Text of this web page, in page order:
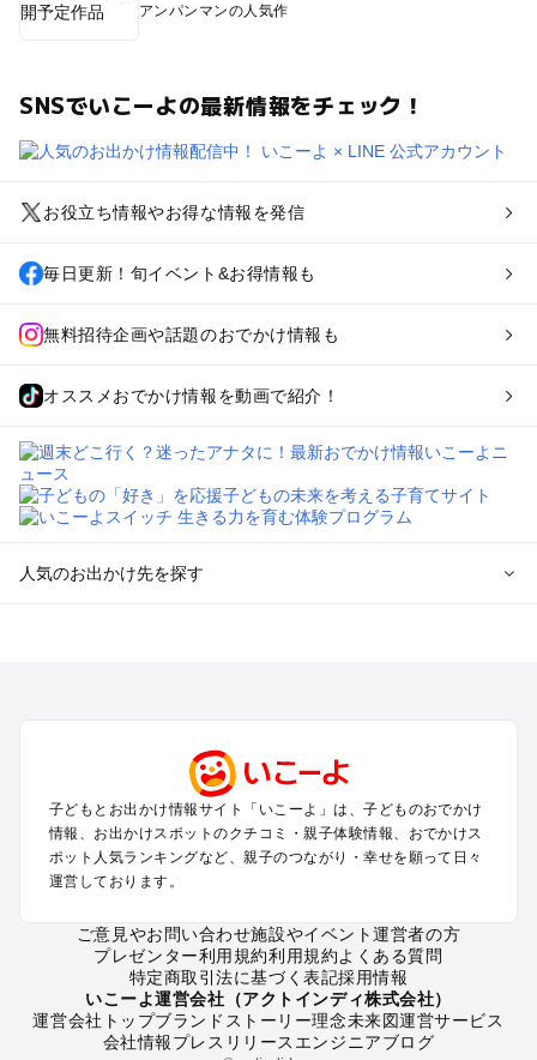
アンパンマンの人気作
SNSでいこーよの最新情報をチェック！
お役立ち情報やお得な情報を発信
毎日更新！旬イベント&お得情報も
無料招待企画や話題のおでかけ情報も
オススメおでかけ情報を動画で紹介！
人気のお出かけ先を探す
関西のプールおでかけ
中国･四国のプールおでかけ
九州･沖縄のプールおでかけ
定番お出かけスポット
牧場
子どもとお出かけ情報サイト「いこーよ」は、子どものおでかけ
情報、お出かけスポットのクチコミ・親子体験情報、おでかけス
ポット人気ランキングなど、親子のつながり・幸せを願って日々
運営しております。
ご意見やお問い合わせ施設やイベント運営者の方
プレゼンター利用規約利用規約よくある質問
特定商取引法に基づく表記採用情報
いこーよ運営会社（アクトインディ株式会社）
運営会社トップブランドストーリー理念未来図運営サービス
会社情報プレスリリース エンジニアブログ